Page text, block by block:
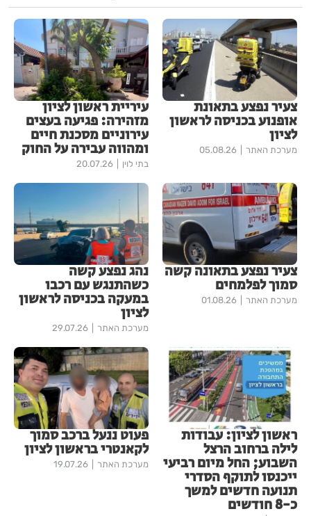
צעיר נפצע בתאונת
אופנוע בכניסה לראשון
לציון
מערכת האתר 05.08.26
עיריית ראשון לציון
מזהירה: פגיעה בעצים
עירוניים מסכנת חיים
ומהווה עבירה על החוק
בתי לוין 20.07.26
צעיר נפצע בתאונה קשה
סמוך לפלמחים
מערכת האתר 01.08.26
נהג נפצע קשה
כשהתנגש עם רכבו
במעקה בכניסה לראשון
לציון
מערכת האתר 29.07.26
ראשון לציון: עבודות
לילה ברחוב הרצל
השבוע; החל מיום רביעי
ייכנסו לתוקף הסדרי
תנועה חדשים למשך
כ-8 חודשים
פעוט ננעל ברכב סמוך
לקאנטרי בראשון לציון
מערכת האתר 19.07.26